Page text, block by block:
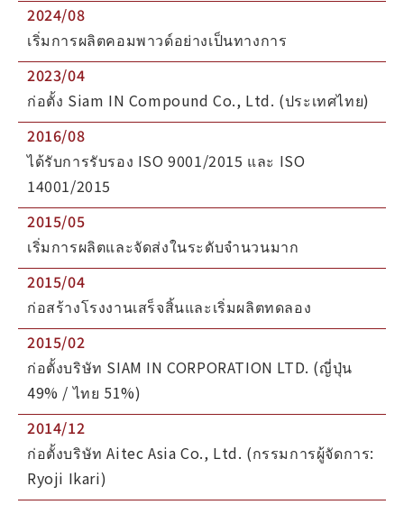
2024/08
เริ่มการผลิตคอมพาวด์อย่างเป็นทางการ
2023/04
ก่อตั้ง Siam IN Compound Co., Ltd. (ประเทศไทย)
2016/08
ได้รับการรับรอง ISO 9001/2015 และ ISO
14001/2015
2015/05
เริ่มการผลิตและจัดส่งในระดับจำนวนมาก
2015/04
ก่อสร้างโรงงานเสร็จสิ้นและเริ่มผลิตทดลอง
2015/02
ก่อตั้งบริษัท SIAM IN CORPORATION LTD. (ญี่ปุ่น
49% / ไทย 51%)
2014/12
ก่อตั้งบริษัท Aitec Asia Co., Ltd. (กรรมการผู้จัดการ:
Ryoji Ikari)